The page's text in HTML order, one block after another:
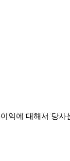
익에 대해서 당사